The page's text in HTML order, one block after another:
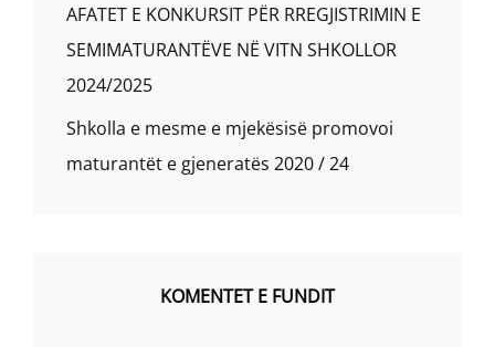
AFATET E KONKURSIT PËR RREGJISTRIMIN E
SEMIMATURANTËVE NË VITN SHKOLLOR
2024/2025
Shkolla e mesme e mjekësisë promovoi
maturantët e gjeneratës 2020 / 24
KOMENTET E FUNDIT